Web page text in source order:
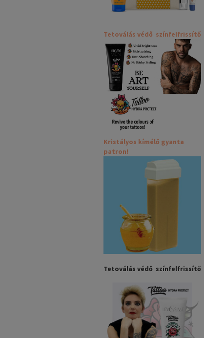
Tetoválás védő színfelfrissítő
Kristályos kímélő gyanta
patron!
Tetoválás védő színfelfrissítő